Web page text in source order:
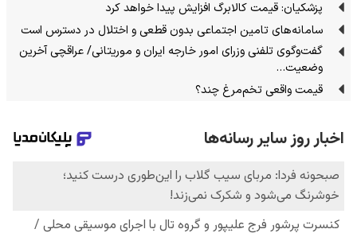
پزشکیان: قیمت کالابرگ افزایش پیدا خواهد کرد
سامانه‌های تامین اجتماعی بدون قطعی و اختلال در دسترس است
گفت‌وگوی تلفنی وزرای امور خارجه ایران و موریتانی/ عراقچی آخرین
وضعیت…
قیمت واقعی تخم‌مرغ چند؟